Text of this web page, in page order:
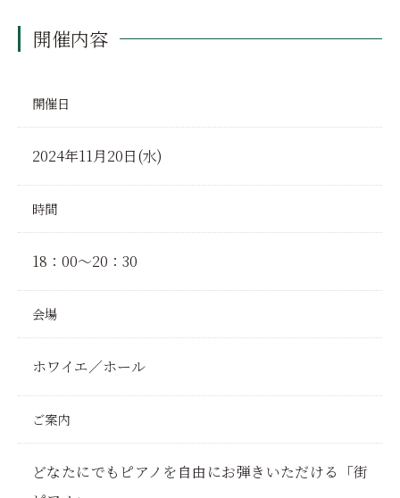
開催内容
開催日
2024年11月20日(水)
時間
18：00～20：30
会場
ホワイエ／ホール
ご案内
どなたにでもピアノを自由にお弾きいただける「街